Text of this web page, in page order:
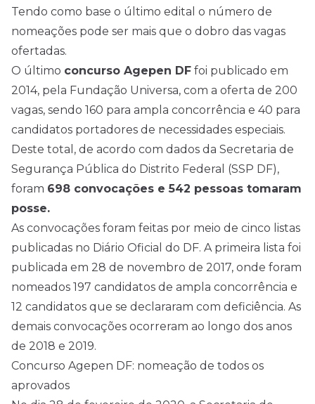
Tendo como base o último edital o número de
nomeações pode ser mais que o dobro das vagas
ofertadas.
O último concurso Agepen DF foi publicado em
2014, pela Fundação Universa, com a oferta de 200
vagas, sendo 160 para ampla concorrência e 40 para
candidatos portadores de necessidades especiais.
Deste total, de acordo com dados da Secretaria de
Segurança Pública do Distrito Federal (SSP DF),
foram 698 convocações e 542 pessoas tomaram
posse.
As convocações foram feitas por meio de cinco listas
publicadas no Diário Oficial do DF. A primeira lista foi
publicada em 28 de novembro de 2017, onde foram
nomeados 197 candidatos de ampla concorrência e
12 candidatos que se declararam com deficiência. As
demais convocações ocorreram ao longo dos anos
de 2018 e 2019.
Concurso Agepen DF: nomeação de todos os
aprovados